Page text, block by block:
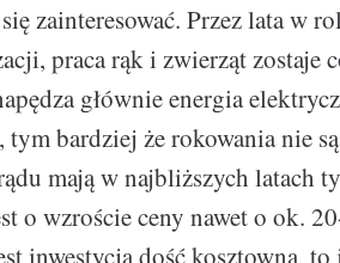
zainteresować. Przez lata w
praca rąk i zwierząt zostaje
głównie energia
bardziej że rokowania nie
mają w najbliższych latach
o wzroście ceny nawet o ok.
inwestycją dość kosztowną,